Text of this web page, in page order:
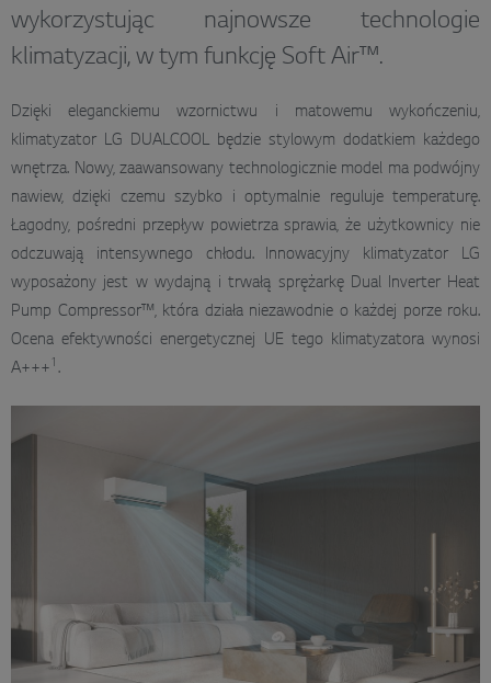
wykorzystując najnowsze technologie
klimatyzacji, w tym funkcję Soft Air™.
Dzięki eleganckiemu wzornictwu i matowemu wykończeniu,
klimatyzator LG DUALCOOL będzie stylowym dodatkiem każdego
wnętrza. Nowy, zaawansowany technologicznie model ma podwójny
nawiew, dzięki czemu szybko i optymalnie reguluje temperaturę.
Łagodny, pośredni przepływ powietrza sprawia, że użytkownicy nie
odczuwają intensywnego chłodu. Innowacyjny klimatyzator LG
wyposażony jest w wydajną i trwałą sprężarkę Dual Inverter Heat
Pump Compressor™, która działa niezawodnie o każdej porze roku.
Ocena efektywności energetycznej UE tego klimatyzatora wynosi
A+++ 1 .